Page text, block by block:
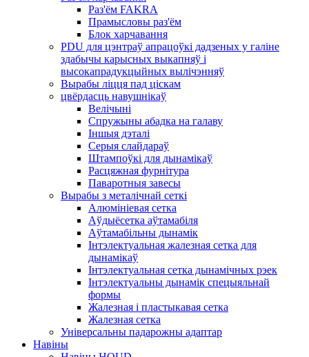
Раз'ём FAKRA
Прамысловы раз'ём
Блок харчавання
PDU для цэнтраў апрацоўкі дадзеных у галіне
здабычы карысных выкапняў і
высокапрадукцыйных вылічэнняў
Вырабы ліцця пад ціскам
цвёрдасць навушнікаў
Велічыні
Спружыны абадка на галаву
Іншыя дэталі
Серыя слайдараў
Штампоўкі для дынамікаў
Расцяжная фурнітура
Паваротныя завесы
Вырабы з металічнай сеткі
Алюмініевая сетка
Аўдыёсетка аўтамабіля
Аўтамабільны дынамік
Інтэлектуальная жалезная сетка для
дынамікаў
Інтэлектуальная сетка дынамічных рэек
Інтэлектуальны дынамік спецыяльнай
формы
Жалезная і пластыкавая сетка
Жалезная сетка
Універсальны падарожны адаптар
Навіны